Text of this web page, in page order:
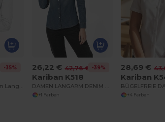
-35% 26,22 € 42,76 € -39%
Kariban K518
+1 Farben
28,69 €
Kariban
+4 Farben